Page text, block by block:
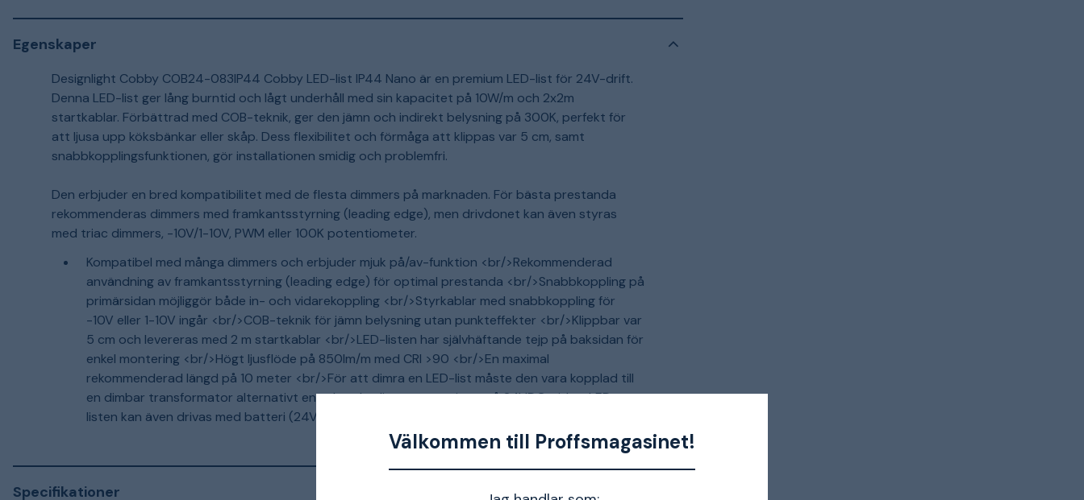
Välkommen till Proffsmagasinet!
Egenskaper
Designlight Cobby COB24-083IP44 Cobby LED-list IP44 Nano är en premium LED-list för 24V-drift.
Denna LED-list ger lång burntid och lågt underhåll med sin kapacitet på 10W/m och 2x2m
startkablar. Förbättrad med COB-teknik, ger den jämn och indirekt belysning på 300K, perfekt för
att ljusa upp köksbänkar eller skåp. Dess flexibilitet och förmåga att klippas var 5 cm, samt
snabbkopplingsfunktionen, gör installationen smidig och problemfri.
Den erbjuder en bred kompatibilitet med de flesta dimmers på marknaden. För bästa prestanda
rekommenderas dimmers med framkantsstyrning (leading edge), men drivdonet kan även styras
med triac dimmers, -10V/1-10V, PWM eller 100K potentiometer.
Kompatibel med många dimmers och erbjuder mjuk på/av-funktion <br/>Rekommenderad
användning av framkantsstyrning (leading edge) för optimal prestanda <br/>Snabbkoppling på
primärsidan möjliggör både in- och vidarekoppling <br/>Styrkablar med snabbkoppling för
-10V eller 1-10V ingår <br/>COB-teknik för jämn belysning utan punkteffekter <br/>Klippbar var
5 cm och levereras med 2 m startkablar <br/>LED-listen har självhäftande tejp på baksidan för
enkel montering <br/>Högt ljusflöde på 850lm/m med CRI >90 <br/>En maximal
rekommenderad längd på 10 meter <br/>För att dimra en LED-list måste den vara kopplad till
en dimbar transformator alternativt en sekundärdimmer som sitter på 24VDC-sidan. LED-
listen kan även drivas med batteri (24VDC).
Specifikationer